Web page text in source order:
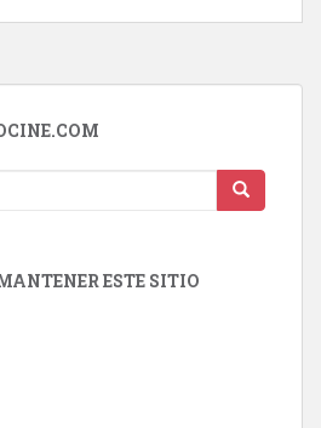
ESTE SITIO